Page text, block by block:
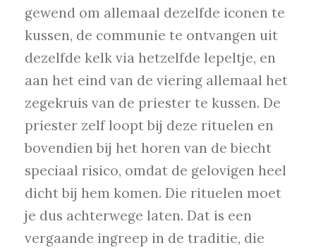
gewend om allemaal dezelfde iconen te
kussen, de communie te ontvangen uit
dezelfde kelk via hetzelfde lepeltje, en
aan het eind van de viering allemaal het
zegekruis van de priester te kussen. De
priester zelf loopt bij deze rituelen en
bovendien bij het horen van de biecht
speciaal risico, omdat de gelovigen heel
dicht bij hem komen. Die rituelen moet
je dus achterwege laten. Dat is een
vergaande ingreep in de traditie, die